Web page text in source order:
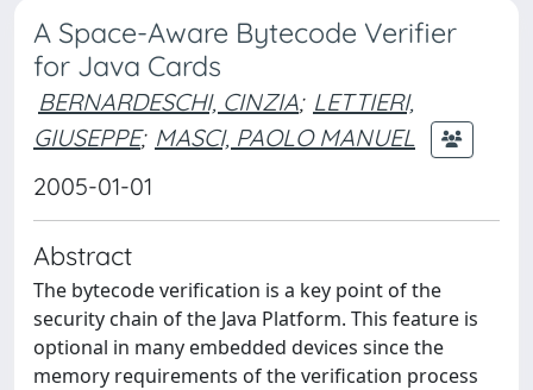
A Space-Aware Bytecode Verifier
for Java Cards
BERNARDESCHI, CINZIA; LETTIERI,
GIUSEPPE; MASCI, PAOLO MANUEL
2005-01-01
Abstract
The bytecode verification is a key point of the
security chain of the Java Platform. This feature is
optional in many embedded devices since the
memory requirements of the verification process